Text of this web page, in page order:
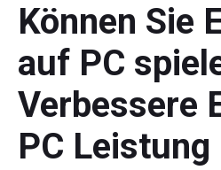
Können Sie
auf PC
Verbessere
PC Leistung